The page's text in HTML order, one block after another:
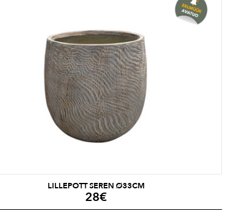
LILLEPOTT SEREN Ø33CM
28€